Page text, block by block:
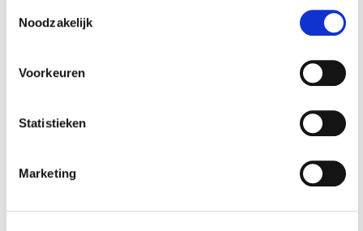
Noodzakelijk
Voorkeuren
Statistieken
Marketing
Gewicht: 250.00kg